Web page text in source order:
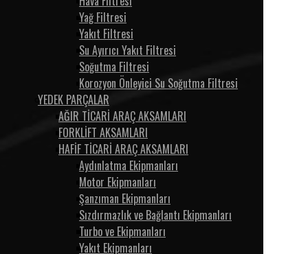
Yağ Filtresi
Yakıt Filtresi
Su Ayırıcı Yakıt Filtresi
Soğutma Filtresi
Korozyon Önleyici Su Soğutma Filtresi
YEDEK PARÇALAR
AĞIR TİCARİ ARAÇ AKSAMLARI
FORKLİFT AKSAMLARI
HAFİF TİCARİ ARAÇ AKSAMLARI
Aydınlatma Ekipmanları
Motor Ekipmanları
Şanzıman Ekipmanları
Sızdırmazlık ve Bağlantı Ekipmanları
Turbo ve Ekipmanları
Yakıt Ekipmanları